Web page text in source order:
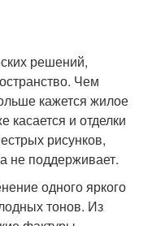
решений,
Чем
кажется жилое
и отделки
рисунков,
не поддерживает.
одного яркого
тонов. Из